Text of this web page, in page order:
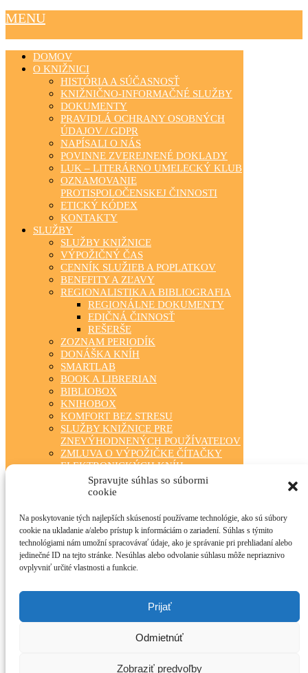
Spravujte súhlas so súbormi
cookie
Na poskytovanie tých najlepších skúseností používame technológie, ako sú súbory
cookie na ukladanie a/alebo prístup k informáciám o zariadení. Súhlas s týmito
technológiami nám umožní spracovávať údaje, ako je správanie pri prehliadaní alebo
jedinečné ID na tejto stránke. Nesúhlas alebo odvolanie súhlasu môže nepriaznivo
ovplyvniť určité vlastnosti a funkcie.
Prijať
Odmietnúť
Zobraziť predvoľby
MENU
DOMOV
O KNIŽNICI
HISTÓRIA A SÚČASNOSŤ
KNIŽNIČNO-INFORMAČNÉ SLUŽBY
DOKUMENTY
PRAVIDLÁ OCHRANY OSOBNÝCH
ÚDAJOV / GDPR
NAPÍSALI O NÁS
POVINNE ZVEREJNENÉ DOKLADY
LUK – LITERÁRNO UMELECKÝ KLUB
OZNAMOVANIE
PROTISPOLOČENSKEJ ČINNOSTI
ETICKÝ KÓDEX
KONTAKTY
SLUŽBY
SLUŽBY KNIŽNICE
VÝPOŽIČNÝ ČAS
CENNÍK SLUŽIEB A POPLATKOV
BENEFITY A ZĽAVY
REGIONALISTIKA A BIBLIOGRAFIA
REGIONÁLNE DOKUMENTY
EDIČNÁ ČINNOSŤ
REŠERŠE
ZOZNAM PERIODÍK
DONÁŠKA KNÍH
SMARTLAB
BOOK A LIBRERIAN
BIBLIOBOX
KNIHOBOX
KOMFORT BEZ STRESU
SLUŽBY KNIŽNICE PRE
ZNEVÝHODNENÝCH POUŽÍVATEĽOV
ZMLUVA O VÝPOŽIČKE ČÍTAČKY
ELEKTRONICKÝCH KNÍH
ZÁBAVA PRE KAŽDÉHO
TRIEDA ČÍTA S NAMI
STÁLA PONUKA
FOTOGALÉRIA
OBECNÉ KNIŽNICE
MANIFEST O VEREJNÝCH
KNIŽNICIACH
INFOLIB
OBECNÉ KNIŽNICE – KONTAKTY
PRÍRODA NEPOZNÁ HRANICE
FOTOGALÉRIA PROJEKTU – A